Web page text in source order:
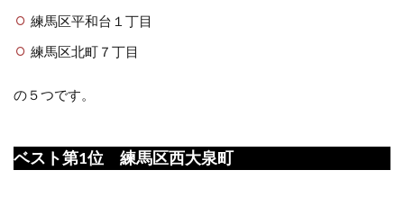
練馬区平和台１丁目
練馬区北町７丁目
の５つです。
ベスト第1位 練馬区西大泉町